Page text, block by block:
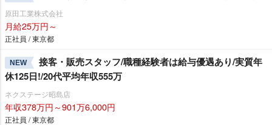
原田工業株式会社
月給25万円～
正社員 / 東京都
NEW
接客・販売スタッフ/職種経験者は給与優遇あり/実質年
休125日!/20代平均年収555万
ネクステージ昭島店
年収378万円～901万6,000円
正社員 / 東京都